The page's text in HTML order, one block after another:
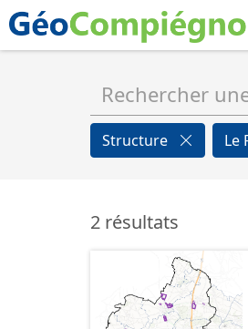
Structure Le
2 résultats